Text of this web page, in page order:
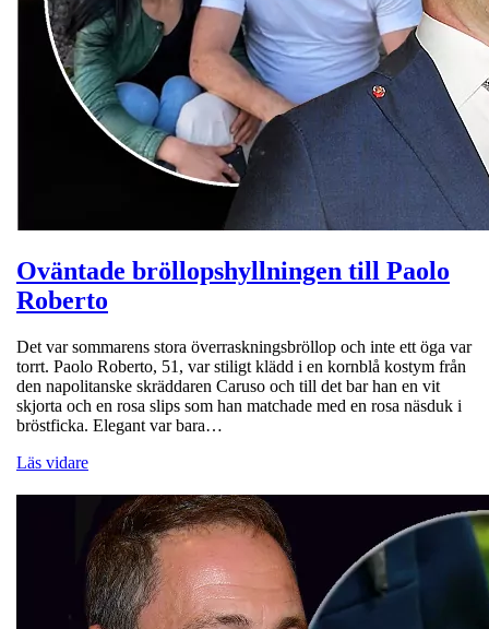
Oväntade bröllopshyllningen till Paolo
Roberto
Det var sommarens stora överraskningsbröllop och inte ett öga var
torrt. Paolo Roberto, 51, var stiligt klädd i en kornblå kostym från
den napolitanske skräddaren Caruso och till det bar han en vit
skjorta och en rosa slips som han matchade med en rosa näsduk i
bröstficka. Elegant var bara…
Läs vidare